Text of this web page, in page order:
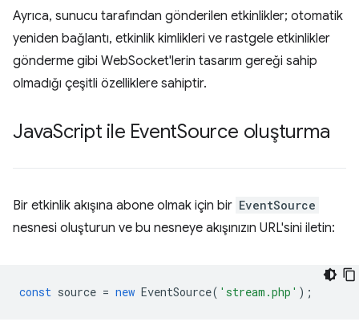
Ayrıca, sunucu tarafından gönderilen etkinlikler; otomatik
yeniden bağlantı, etkinlik kimlikleri ve rastgele etkinlikler
gönderme gibi WebSocket'lerin tasarım gereği sahip
olmadığı çeşitli özelliklere sahiptir.
JavaScript ile EventSource oluşturma
Bir etkinlik akışına abone olmak için bir EventSource
nesnesi oluşturun ve bu nesneye akışınızın URL'sini iletin:
const source = new EventSource( 'stream.php' );